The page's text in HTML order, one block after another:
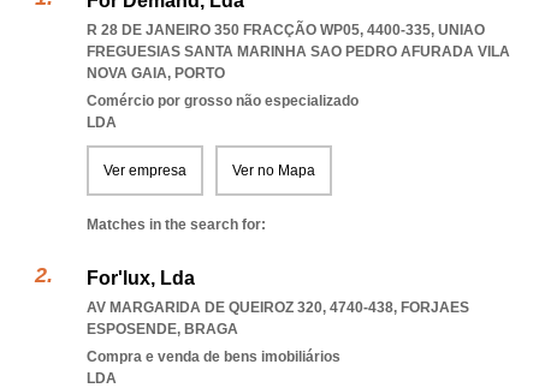
R 28 DE JANEIRO 350 FRACÇÃO WP05, 4400-335, UNIAO
FREGUESIAS SANTA MARINHA SAO PEDRO AFURADA VILA
NOVA GAIA, PORTO
Comércio por grosso não especializado
LDA
Ver empresa Ver no Mapa
Matches in the search for:
For'lux, Lda
AV MARGARIDA DE QUEIROZ 320, 4740-438, FORJAES
ESPOSENDE, BRAGA
Compra e venda de bens imobiliários
LDA